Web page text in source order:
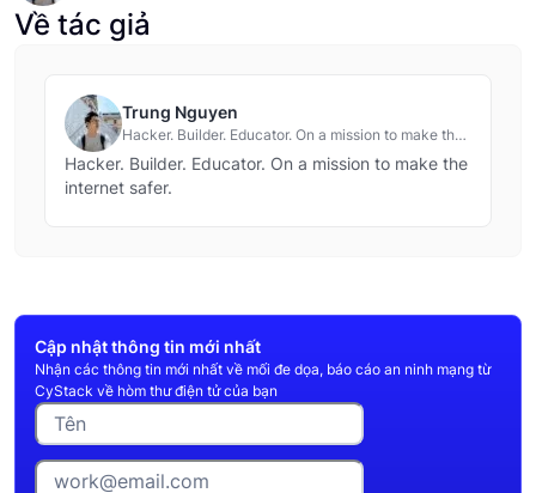
Về tác giả
Trung Nguyen
Hacker. Builder. Educator. On a mission to make the
internet safer.
Hacker. Builder. Educator. On a mission to make the
internet safer.
Cập nhật thông tin mới nhất
Nhận các thông tin mới nhất về mối đe dọa, báo cáo an ninh mạng từ
CyStack về hòm thư điện tử của bạn